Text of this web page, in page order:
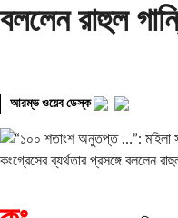
বললেন রাহুল
আরম্ভ ওয়েব ডেস্ক